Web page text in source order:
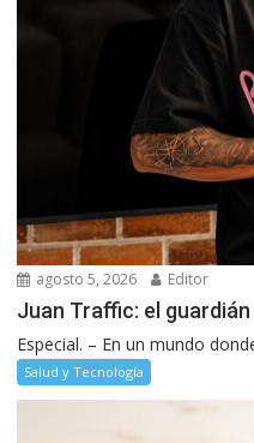
agosto 5, 2026 Editor
Juan Traffic: el
Especial. – En un mundo
Salud y Tecnología